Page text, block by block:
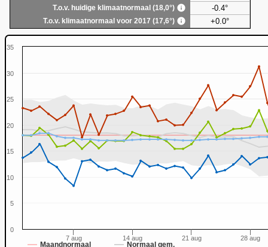
T.o.v. huidige klimaatnormaal (18,0°) -0.4°
T.o.v. klimaatnormaal voor 2017 (17,6°) +0.0°
Maandnormaal
Normaal gem.
7 aug 14 aug 21 aug 28 aug
0
5
10
15
20
25
30
35